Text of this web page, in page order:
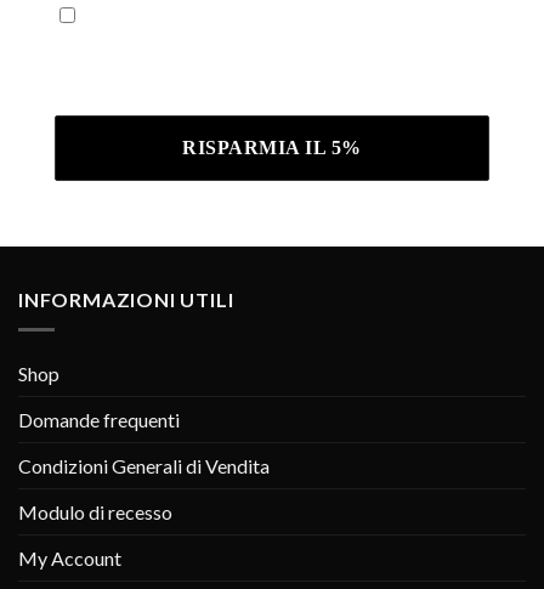
INFORMAZIONI UTILI
Shop
Domande frequenti
Condizioni Generali di Vendita
Modulo di recesso
My Account